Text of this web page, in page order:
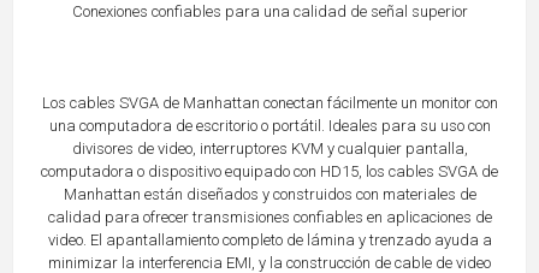
Conexiones confiables para una calidad de señal superior
Los cables SVGA de Manhattan conectan fácilmente un monitor con
una computadora de escritorio o portátil. Ideales para su uso con
divisores de video, interruptores KVM y cualquier pantalla,
computadora o dispositivo equipado con HD15, los cables SVGA de
Manhattan están diseñados y construidos con materiales de
calidad para ofrecer transmisiones confiables en aplicaciones de
video. El apantallamiento completo de lámina y trenzado ayuda a
minimizar la interferencia EMI, y la construcción de cable de video